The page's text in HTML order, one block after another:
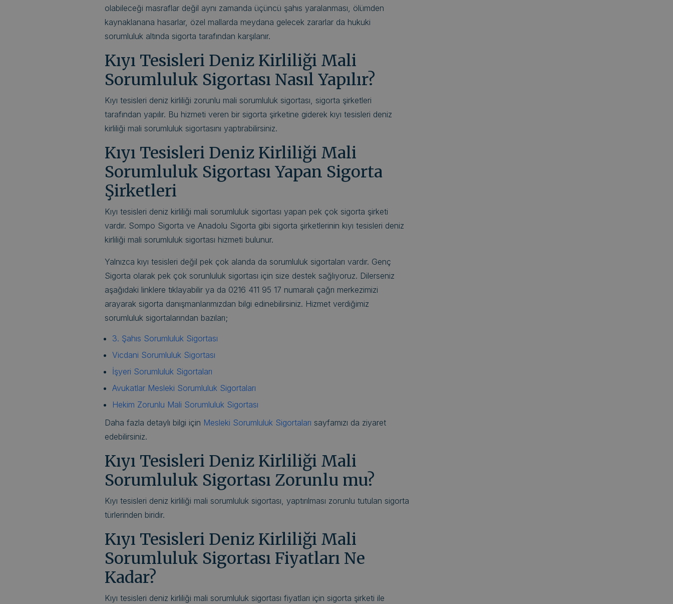
olabileceği masraflar değil aynı zamanda üçüncü şahıs yaralanması, ölümden
kaynaklanana hasarlar, özel mallarda meydana gelecek zararlar da hukuki
sorumluluk altında sigorta tarafından karşılanır.
Kıyı Tesisleri Deniz Kirliliği Mali
Sorumluluk Sigortası Nasıl Yapılır?
Kıyı tesisleri deniz kirliliği zorunlu mali sorumluluk sigortası, sigorta şirketleri
tarafından yapılır. Bu hizmeti veren bir sigorta şirketine giderek kıyı tesisleri deniz
kirliliği mali sorumluluk sigortasını yaptırabilirsiniz.
Kıyı Tesisleri Deniz Kirliliği Mali
Sorumluluk Sigortası Yapan Sigorta
Şirketleri
Kıyı tesisleri deniz kirliliği mali sorumluluk sigortası yapan pek çok sigorta şirketi
vardır. Sompo Sigorta ve Anadolu Sigorta gibi sigorta şirketlerinin kıyı tesisleri deniz
kirliliği mali sorumluluk sigortası hizmeti bulunur.
Yalnızca kıyı tesisleri değil pek çok alanda da sorumluluk sigortaları vardır. Genç
Sigorta olarak pek çok sorunluluk sigortası için size destek sağlıyoruz. Dilerseniz
aşağıdaki linklere tıklayabilir ya da 0216 411 95 17 numaralı çağrı merkezimizi
arayarak sigorta danışmanlarımızdan bilgi edinebilirsiniz. Hizmet verdiğimiz
sorumluluk sigortalarından bazıları;
3. Şahıs Sorumluluk Sigortası
Vicdani Sorumluluk Sigortası
İşyeri Sorumluluk Sigortaları
Avukatlar Mesleki Sorumluluk Sigortaları
Hekim Zorunlu Mali Sorumluluk Sigortası
Daha fazla detaylı bilgi için Mesleki Sorumluluk Sigortaları sayfamızı da ziyaret
edebilirsiniz.
Kıyı Tesisleri Deniz Kirliliği Mali
Sorumluluk Sigortası Zorunlu mu?
Kıyı tesisleri deniz kirliliği mali sorumluluk sigortası, yaptırılması zorunlu tutulan sigorta
türlerinden biridir.
Kıyı Tesisleri Deniz Kirliliği Mali
Sorumluluk Sigortası Fiyatları Ne
Kadar?
Kıyı tesisleri deniz kirliliği mali sorumluluk sigortası fiyatları için sigorta şirketi ile